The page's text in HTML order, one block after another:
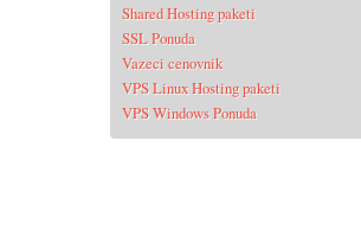
Shared Hosting paketi
SSL Ponuda
Vazeci cenovnik
VPS Linux Hosting paketi
VPS Windows Ponuda